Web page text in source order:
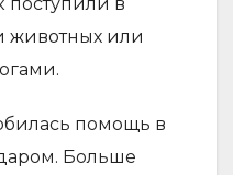
животных или
помощь в
Больше